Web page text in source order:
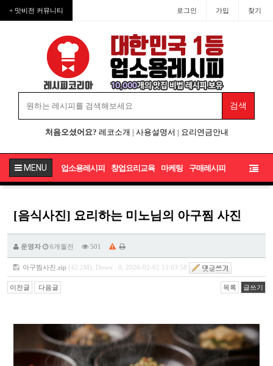
+ 맛비전 커뮤니티 로그인 가입 찾기
처음오셨어요? 레코소개 | 사용설명서 | 요리연금안내
MENU 업소용레시피 창업요리교육 마케팅 구매레시피
[음식사진] 요리하는 미노님의 아구찜 사진
운영자 6개월전 501
아구찜사진.zip (42.2M), Down : 0, 2026-02-02 13:03:58
이전글 다음글 목록 글쓰기